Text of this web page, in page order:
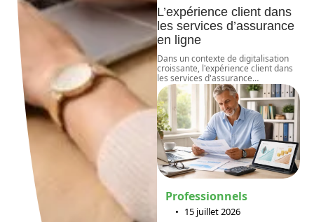
L’expérience client dans
les services d’assurance
en ligne
Dans un contexte de digitalisation
croissante, l'expérience client dans
les services d'assurance…
Professionnels
15 juillet 2026